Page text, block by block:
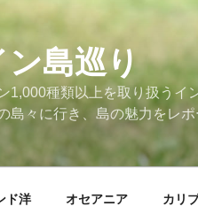
ン島巡り
1,000種類以上を取り扱うイ
島々に行き、島の魅力をレポ
ド洋 オセアニア カリ